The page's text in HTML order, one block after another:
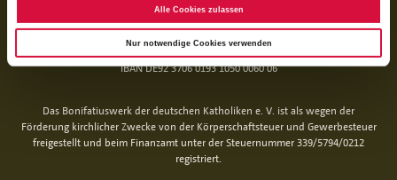
Alle Cookies zulassen
Nur notwendige Cookies verwenden
IBAN DE 70 3706 0193 1050 0030 07
für Rechnungen (BoniService GmbH):
BIC GENODED1PAX
IBAN DE92 3706 0193 1050 0060 06
Das Bonifatiuswerk der deutschen Katholiken e. V. ist als wegen der
Förderung kirchlicher Zwecke von der Körperschaftsteuer und Gewerbesteuer
freigestellt und beim Finanzamt unter der Steuernummer 339/5794/0212
registriert.